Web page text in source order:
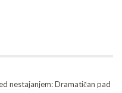
nestajanjem: Dramatičan pad